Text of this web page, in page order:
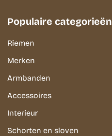
Populaire categorieën
Riemen
Merken
Armbanden
Accessoires
Interieur
Schorten en sloven